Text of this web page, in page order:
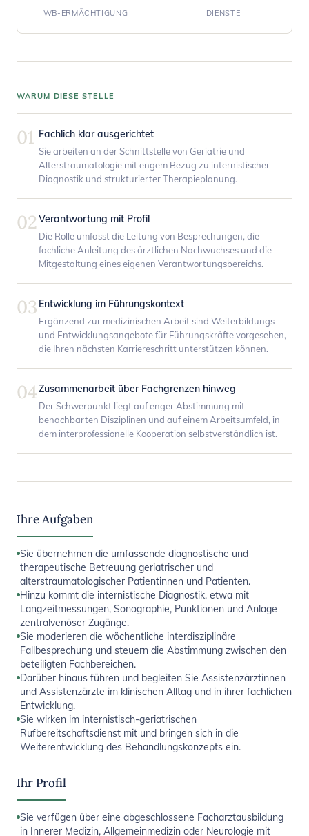
WB-ERMÄCHTIGUNG DIENSTE
WARUM DIESE STELLE
01 Fachlich klar ausgerichtet
Sie arbeiten an der Schnittstelle von Geriatrie und
Alterstraumatologie mit engem Bezug zu internistischer
Diagnostik und strukturierter Therapieplanung.
02 Verantwortung mit Profil
Die Rolle umfasst die Leitung von Besprechungen, die
fachliche Anleitung des ärztlichen Nachwuchses und die
Mitgestaltung eines eigenen Verantwortungsbereichs.
03 Entwicklung im Führungskontext
Ergänzend zur medizinischen Arbeit sind Weiterbildungs-
und Entwicklungsangebote für Führungskräfte vorgesehen,
die Ihren nächsten Karriereschritt unterstützen können.
04Zusammenarbeit über Fachgrenzen hinweg
Der Schwerpunkt liegt auf enger Abstimmung mit
benachbarten Disziplinen und auf einem Arbeitsumfeld, in
dem interprofessionelle Kooperation selbstverständlich ist.
Ihre Aufgaben
Sie übernehmen die umfassende diagnostische und
therapeutische Betreuung geriatrischer und
alterstraumatologischer Patientinnen und Patienten.
Hinzu kommt die internistische Diagnostik, etwa mit
Langzeitmessungen, Sonographie, Punktionen und Anlage
zentralvenöser Zugänge.
Sie moderieren die wöchentliche interdisziplinäre
Fallbesprechung und steuern die Abstimmung zwischen den
beteiligten Fachbereichen.
Darüber hinaus führen und begleiten Sie Assistenzärztinnen
und Assistenzärzte im klinischen Alltag und in ihrer fachlichen
Entwicklung.
Sie wirken im internistisch-geriatrischen
Rufbereitschaftsdienst mit und bringen sich in die
Weiterentwicklung des Behandlungskonzepts ein.
Ihr Profil
Sie verfügen über eine abgeschlossene Facharztausbildung
in Innerer Medizin, Allgemeinmedizin oder Neurologie mit